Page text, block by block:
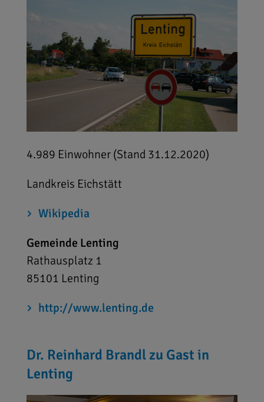
4.989 Einwohner (Stand 31.12.2020)
Landkreis Eichstätt
Wikipedia
Gemeinde Lenting
Rathausplatz 1
85101 Lenting
http://www.lenting.de
Dr. Reinhard Brandl zu Gast in
Lenting